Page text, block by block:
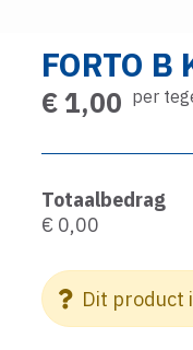
FORTO B
€ 1,00 per
Totaalbedrag
€ 0,00
Dit product